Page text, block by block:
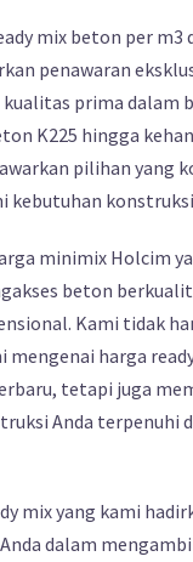
mix beton per m3
penawaran
prima dalam
K225 hingga
pilihan yang
kebutuhan konstruksi
minimix Holcim
beton
Kami tidak
harga
tetapi juga
Anda terpenuhi
mix yang kami
dalam